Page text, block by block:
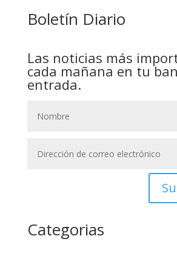
Boletín Diario
Las noticias más
cada mañana en tu
entrada.
Categorias